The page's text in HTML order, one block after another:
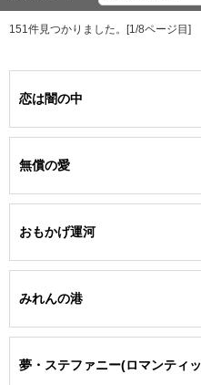
DAMの新曲
自宅でカラ
151 件見つかりました。[1 /8ページ目]
恋は闇の中
無償の愛
おもかげ運河
みれんの港
夢・ステファニー(ロマンティ